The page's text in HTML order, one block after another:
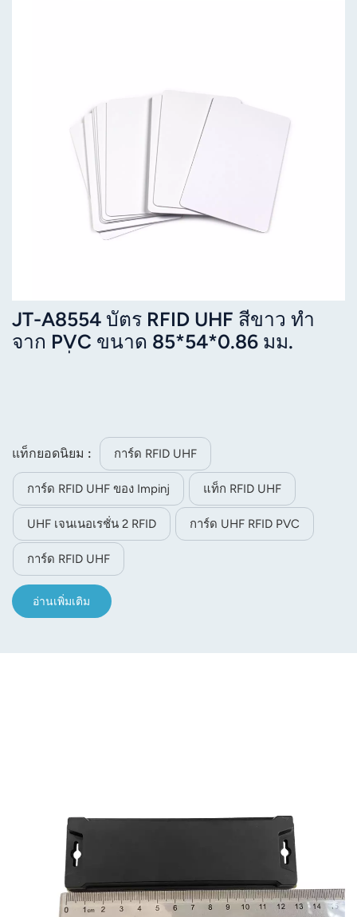
JT-A8554 บัตร RFID UHF สีขาว ทำ
จาก PVC ขนาด 85*54*0.86 มม.
แท็กยอดนิยม : การ์ด RFID UHF
การ์ด RFID UHF ของ Impinj แท็ก RFID UHF
UHF เจนเนอเรชั่น 2 RFID การ์ด UHF RFID PVC
การ์ด RFID UHF
อ่านเพิ่มเติม